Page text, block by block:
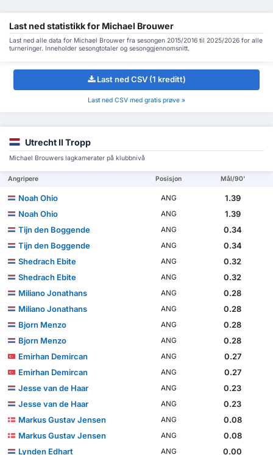
Last ned statistikk for Michael Brouwer
Last ned alle data for Michael Brouwer fra sesongen 2015/2016 til 2025/2026 for alle
turneringer. Inneholder sesongtotaler og sesonggjennomsnitt.
Last ned CSV (1 kreditt)
Last ned CSV med gratis prøve »
Utrecht II Tropp
Michael Brouwers lagkamerater på klubbnivå
Angripere Posisjon Mål/90'
Noah Ohio ANG
1.39
Noah Ohio
ANG
1.39
Tijn den Boggende
ANG
0.34
Tijn den Boggende
ANG
0.34
Shedrach Ebite
ANG
0.32
Shedrach Ebite
ANG
0.32
Miliano Jonathans
ANG
0.28
Miliano Jonathans
ANG
0.28
Bjorn Menzo
ANG
0.28
Bjorn Menzo
ANG
0.28
Emirhan Demircan
ANG
0.27
Emirhan Demircan
ANG
0.27
Jesse van de Haar
ANG
0.23
Jesse van de Haar
ANG
0.23
Markus Gustav Jensen
ANG
0.08
Markus Gustav Jensen
ANG
0.08
Lynden Edhart
ANG
0.00